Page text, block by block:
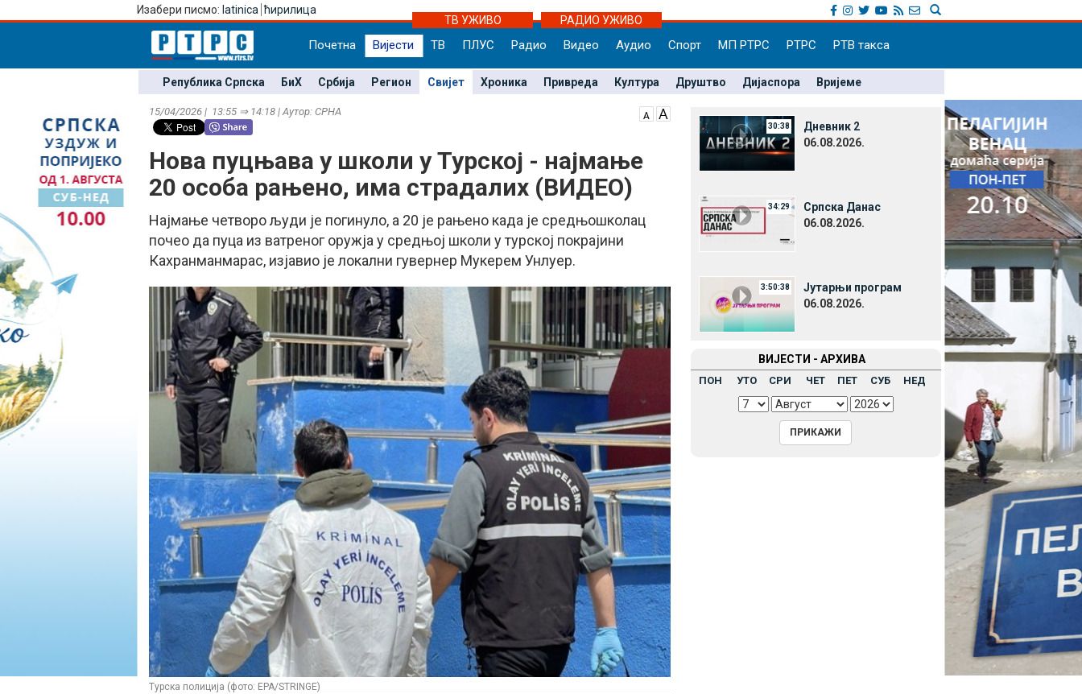
Изабери писмо: latinica ћирилица
ТВ УЖИВО
РАДИО УЖИВО
Почетна Вијести ТВ ПЛУС Радио Видео Аудио Спорт МП РТРС РТРС РТВ такса
Република Српска БиХ Србија Регион Свијет Хроника Привреда Култура Друштво Дијаспора Вријеме
15/04/2026 | 13:55 ⇒ 14:18 | Аутор: СРНА
Нова пуцњава у школи у Турској - најмање
20 особа рањено, има страдалих (ВИДЕО)
Најмање четворо људи је погинуло, а 20 је рањено када је средњошколац
почео да пуца из ватреног оружја у средњој школи у турској покрајини
Кахранманмарас, изјавио је локални гувернер Мукерем Унлуер.
Турска полиција (фото: EPA/STRINGE)
30:38
Дневник 2
06.08.2026.
34:29
Српска Данас
06.08.2026.
3:50:38
Јутарњи програм
06.08.2026.
ВИЈЕСТИ - АРХИВА
ПОН УТО СРИ ЧЕТ ПЕТ СУБ НЕД